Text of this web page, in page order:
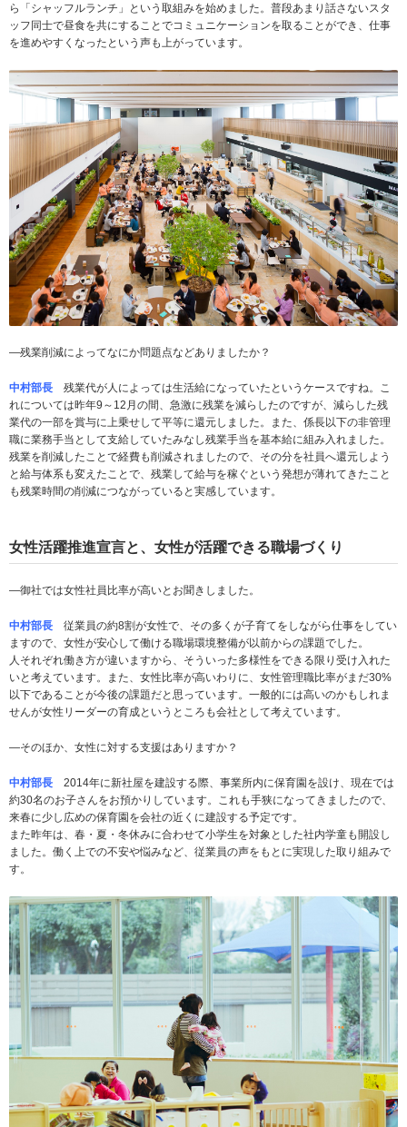
ら「シャッフルランチ」という取組みを始めました。普段あまり話さないスタ
ッフ同士で昼食を共にすることでコミュニケーションを取ることができ、仕事
を進めやすくなったという声も上がっています。
­―残業削減によってなにか問題点などありましたか？
中村部長 残業代が人によっては生活給になっていたというケースですね。こ
れについては昨年9～12月の間、急激に残業を減らしたのですが、減らした残
業代の一部を賞与に上乗せして平等に還元しました。また、係長以下の非管理
職に業務手当として支給していたみなし残業手当を基本給に組み入れました。
残業を削減したことで経費も削減されましたので、その分を社員へ還元しよう
と給与体系も変えたことで、残業して給与を稼ぐという発想が薄れてきたこと
も残業時間の削減につながっていると実感しています。
女性活躍推進宣言と、女性が活躍できる職場づくり
­―御社では女性社員比率が高いとお聞きしました。
中村部長 従業員の約8割が女性で、その多くが子育てをしながら仕事をしてい
ますので、女性が安心して働ける職場環境整備が以前からの課題でした。
人それぞれ働き方が違いますから、そういった多様性をできる限り受け入れた
いと考えています。また、女性比率が高いわりに、女性管理職比率がまだ30%
以下であることが今後の課題だと思っています。一般的には高いのかもしれま
せんが女性リーダーの育成というところも会社として考えています。
­―そのほか、女性に対する支援はありますか？
中村部長 2014年に新社屋を建設する際、事業所内に保育園を設け、現在では
約30名のお子さんをお預かりしています。これも手狭になってきましたので、
来春に少し広めの保育園を会社の近くに建設する予定です。
また昨年は、春・夏・冬休みに合わせて小学生を対象とした社内学童も開設し
ました。働く上での不安や悩みなど、従業員の声をもとに実現した取り組みで
す。